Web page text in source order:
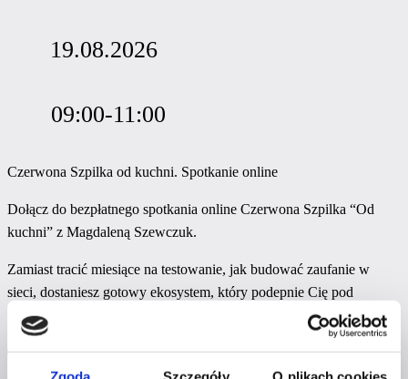
19.08.2026
09:00-11:00
Czerwona Szpilka od kuchni. Spotkanie online
Dołącz do bezpłatnego spotkania online Czerwona Szpilka “Od
kuchni” z Magdaleną Szewczuk.
Zamiast tracić miesiące na testowanie, jak budować zaufanie w
sieci, dostaniesz gotowy ekosystem, który podepnie Cię pod
wypracowaną już renomę marki Czerwona Szpilka.
Kup bilet Więcej informacji